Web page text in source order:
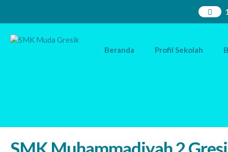
Beranda Profil Sekolah